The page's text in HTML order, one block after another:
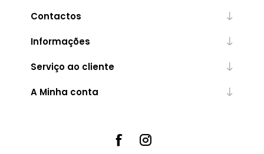
Contactos
Informações
Serviço ao cliente
A Minha conta